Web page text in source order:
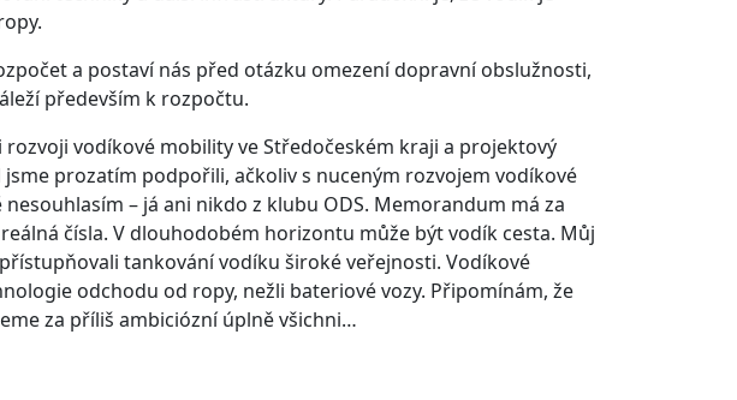
a postaví nás před otázku omezení dopravní obslužnosti,
především k rozpočtu.
vodíkové mobility ve Středočeském kraji a projektový
prozatím podpořili, ačkoliv s nuceným rozvojem vodíkové
– já ani nikdo z klubu ODS. Memorandum má za
čísla. V dlouhodobém horizontu může být vodík cesta. Můj
tankování vodíku široké veřejnosti. Vodíkové
odchodu od ropy, nežli bateriové vozy. Připomínám, že
za příliš ambiciózní úplně všichni…